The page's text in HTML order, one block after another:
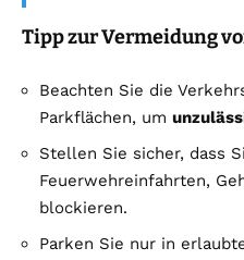
Tipp zur Vermeidung
Beachten Sie die
Parkflächen, um
Stellen Sie sicher, dass
Feuerwehreinfahrten,
blockieren.
Parken Sie nur in